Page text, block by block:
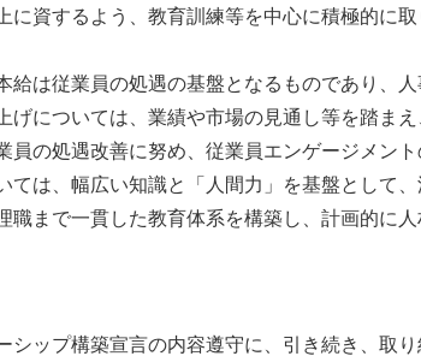
採用情報
に資するよう、教育訓練等を中心に積極的に
は従業員の処遇の基盤となるものであり、
げについては、業績や市場の見通し等を踏ま
員の処遇改善に努め、従業員エンゲージメント
は、幅広い知識と「人間力」を基盤として
職まで一貫した教育体系を構築し、計画的に人
ップ構築宣言の内容遵守に、引き続き、取り